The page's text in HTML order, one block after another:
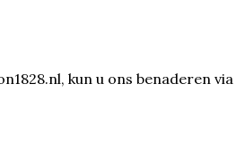
kun u ons benaderen via